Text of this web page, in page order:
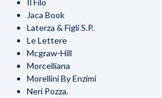
Il Filo
Jaca Book
Laterza & Figli S.P.
Le Lettere
Mcgraw-Hill
Morcelliana
Morellini By Enzimi
Neri Pozza.